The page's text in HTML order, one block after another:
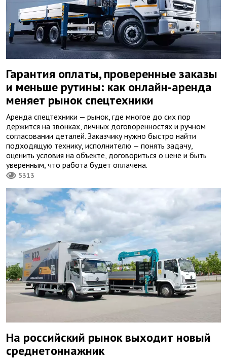
Гарантия оплаты, проверенные заказы
и меньше рутины: как онлайн-аренда
меняет рынок спецтехники
Аренда спецтехники — рынок, где многое до сих пор
держится на звонках, личных договоренностях и ручном
согласовании деталей. Заказчику нужно быстро найти
подходящую технику, исполнителю — понять задачу,
оценить условия на объекте, договориться о цене и быть
уверенным, что работа будет оплачена.
5313
На российский рынок выходит новый
среднетоннажник